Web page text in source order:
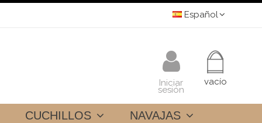
Español
vacío
Iniciar
sesión
CUCHILLOS NAVAJAS